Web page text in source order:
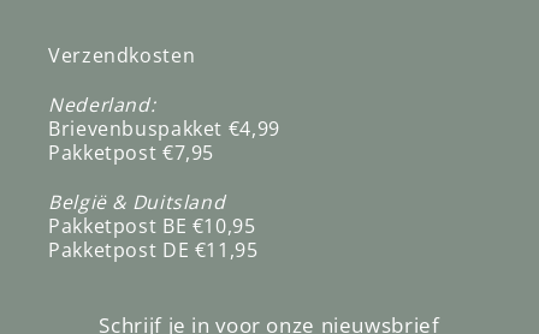
Verzendkosten
Nederland:
Brievenbuspakket €4,99
Pakketpost €7,95
België & Duitsland
Pakketpost BE €10,95
Pakketpost DE €11,95
Schrijf je in voor onze nieuwsbrief